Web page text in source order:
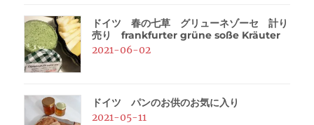
ドイツ 春の七草 グリューネゾーセ 計り
売り frankfurter grüne soße Kräuter
2021-06-02
ドイツ パンのお供のお気に入り
2021-05-11